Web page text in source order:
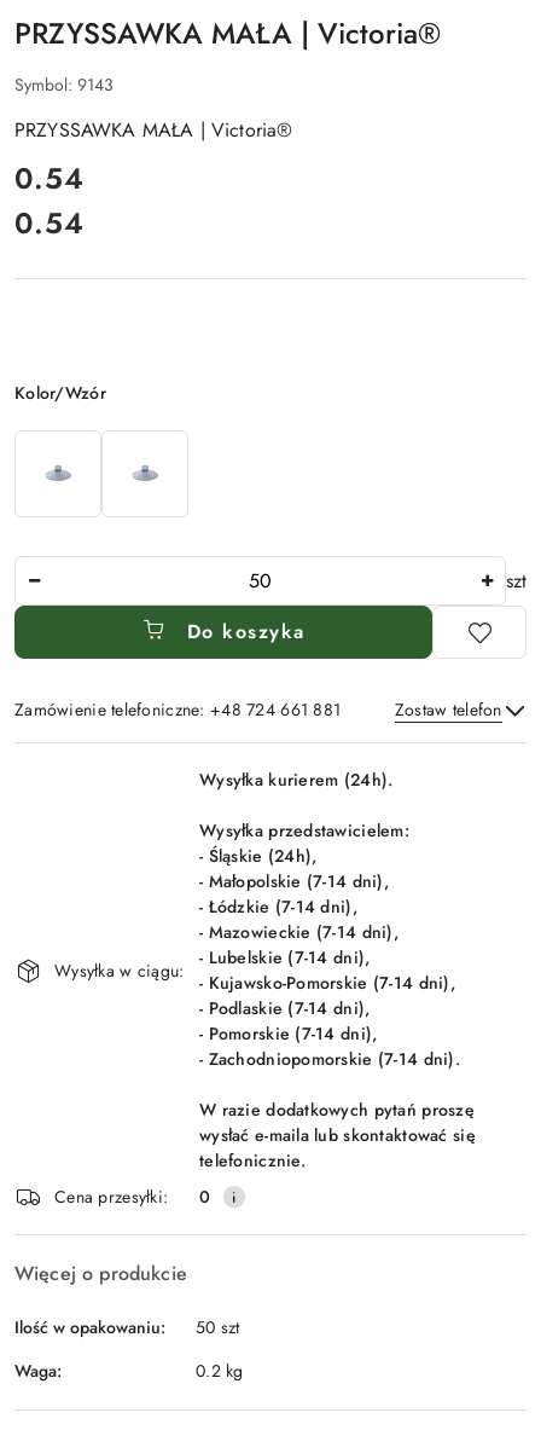
PRZYSSAWKA MAŁA | Victoria®
Symbol: 9143
PRZYSSAWKA MAŁA | Victoria®
cena:
0.54
Cena:
0.54
Wariant
Kolor/Wzór
szt
Do koszyka
Zamówienie telefoniczne: +48 724 661 881 Zostaw telefon
Wyślij
Wysyłka w ciągu:
Wysyłka kurierem (24h).
Wysyłka przedstawicielem:
- Śląskie (24h),
- Małopolskie (7-14 dni),
- Łódzkie (7-14 dni),
- Mazowieckie (7-14 dni),
- Lubelskie (7-14 dni),
- Kujawsko-Pomorskie (7-14 dni),
- Podlaskie (7-14 dni),
- Pomorskie (7-14 dni),
- Zachodniopomorskie (7-14 dni).
W razie dodatkowych pytań proszę
wysłać e-maila lub skontaktować się
telefonicznie.
Cena przesyłki:
0
Więcej o produkcie
Ilość w opakowaniu:
50 szt
Waga:
0.2 kg